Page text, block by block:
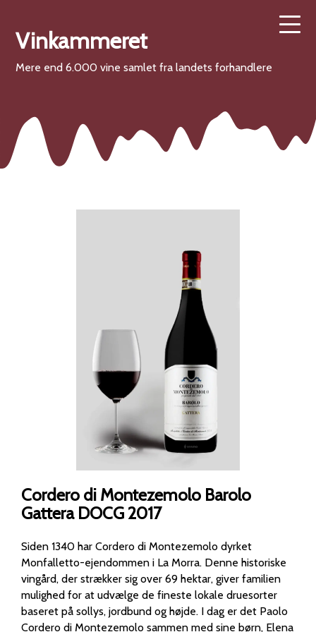
Vinkammeret
Mere end 6.000 vine samlet fra landets forhandlere
Cordero di Montezemolo Barolo
Gattera DOCG 2017
Siden 1340 har Cordero di Montezemolo dyrket
Monfalletto-ejendommen i La Morra. Denne historiske
vingård, der strækker sig over 69 hektar, giver familien
mulighed for at udvælge de fineste lokale druesorter
baseret på sollys, jordbund og højde. I dag er det Paolo
Cordero di Montezemolo sammen med sine børn, Elena